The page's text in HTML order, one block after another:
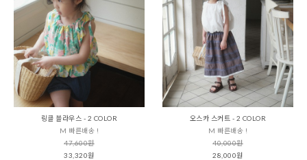
링클 블라우스 - 2 COLOR
M 빠른배송 !
47,600원
33,320원
오스카 스커트 - 2 COLOR
M 빠른배송 !
40,000원
28,000원